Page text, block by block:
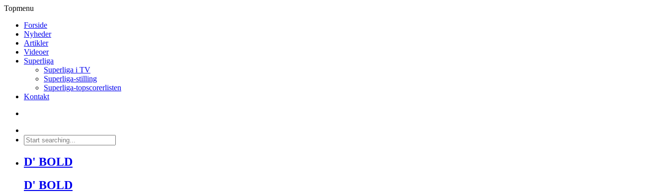
Topmenu
Forside
Nyheder
Artikler
Videoer
Superliga
Superliga i TV
Superliga-stilling
Superliga-topscorerlisten
Kontakt
D' BOLD
D' BOLD